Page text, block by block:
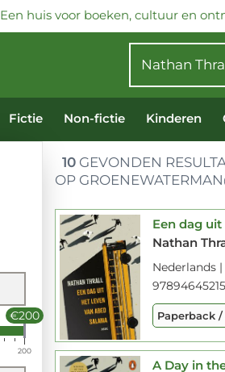
Een huis voor boeken, cultuur en
Fictie Non-fictie Kinderen
€200
200
10 GEVONDEN
OP
Een dag
Nathan
Nederlands
Paperback
A Day in